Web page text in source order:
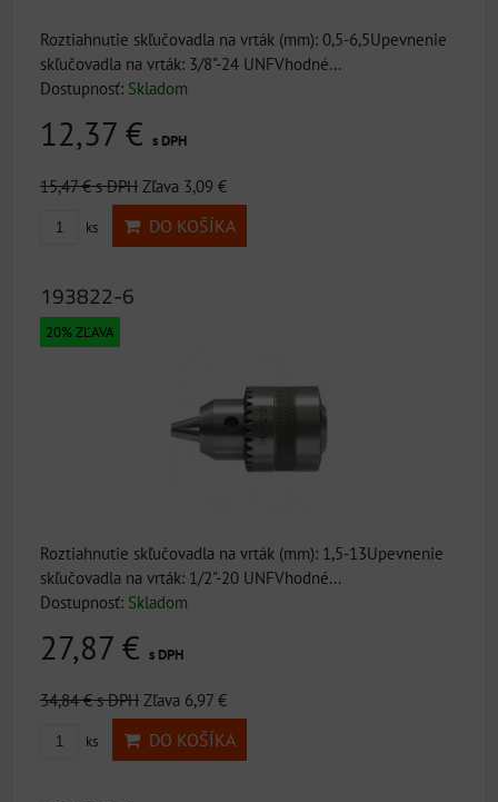
Roztiahnutie skľučovadla na vrták (mm): 0,5-6,5Upevnenie
skľučovadla na vrták: 3/8"-24 UNFVhodné...
Dostupnosť: Skladom
12,37 € s DPH
15,47 €s DPH Zľava 3,09 €
ks DO KOŠÍKA
193822-6
20% ZĽAVA
Roztiahnutie skľučovadla na vrták (mm): 1,5-13Upevnenie
skľučovadla na vrták: 1/2"-20 UNFVhodné...
Dostupnosť: Skladom
27,87 € s DPH
34,84 €s DPH Zľava 6,97 €
ks DO KOŠÍKA